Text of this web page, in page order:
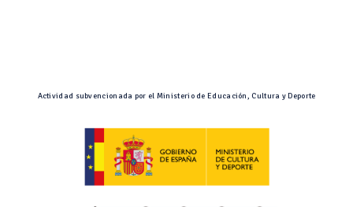
Actividad subvencionada por el Ministerio de Educación, Cultura y Deporte